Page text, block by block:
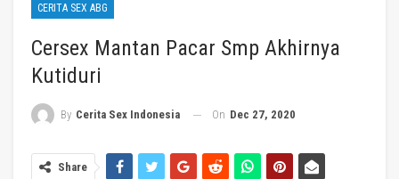
CERITA SEX ABG
Cersex Mantan Pacar Smp Akhirnya
Kutiduri
By Cerita Sex Indonesia On Dec 27, 2020
Share